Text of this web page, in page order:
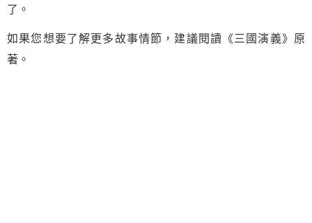
了。
如果您想要了解更多故事情節，建議閱讀《三國演義》原
著。